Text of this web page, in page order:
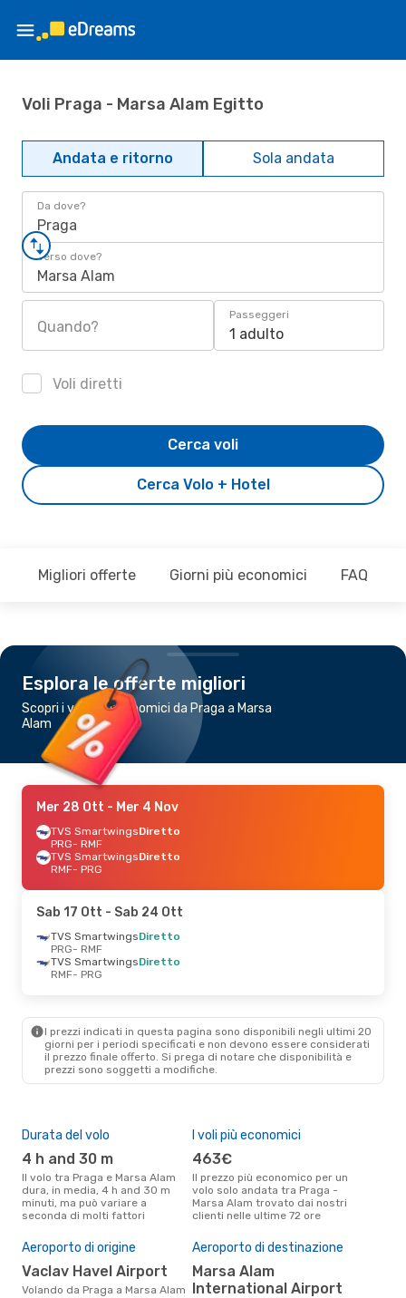
Voli Praga - Marsa Alam Egitto
Andata e ritorno Sola andata
Da dove?
Praga
Verso dove?
Marsa Alam
Quando?
Passeggeri
1 adulto
Voli diretti
Cerca Volo + Hotel
Cerca voli
Migliori offerte Giorni più economici FAQ
Esplora le offerte migliori
Scopri i voli più economici da Praga a Marsa
Alam
Mer 28 Ott - Mer 4 Nov
TVS SmartwingsDiretto
PRG- RMF
TVS SmartwingsDiretto
RMF- PRG
Sab 17 Ott - Sab 24 Ott
TVS SmartwingsDiretto
PRG- RMF
TVS SmartwingsDiretto
RMF- PRG
I prezzi indicati in questa pagina sono disponibili negli ultimi 20
giorni per i periodi specificati e non devono essere considerati
il ​​prezzo finale offerto. Si prega di notare che disponibilità e
prezzi sono soggetti a modifiche.
Durata del volo
4 h and 30 m
Il volo tra Praga e Marsa Alam
dura, in media, 4 h and 30 m
minuti, ma può variare a
seconda di molti fattori
I voli più economici
463€
Il prezzo più economico per un
volo solo andata tra Praga -
Marsa Alam trovato dai nostri
clienti nelle ultime 72 ore
Aeroporto di origine
Vaclav Havel Airport
Volando da Praga a Marsa Alam
Aeroporto di destinazione
Marsa Alam
International Airport